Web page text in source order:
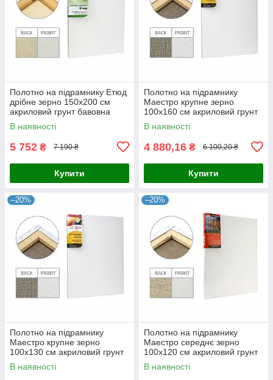
Полотно на підрамнику Етюд
дрібне зерно 150x200 см
акриловий грунт бавовна
4820149880600
В наявності
5 752 ₴ 7 190 ₴
Купити
Полотно на підрамнику
Маестро крупне зерно
100x160 см акриловий грунт
льон 4820149858142
В наявності
4 880,16 ₴ 6 100,20 ₴
Купити
–20%
Полотно на підрамнику
Маестро крупне зерно
100x130 см акриловий грунт
льон 4820149858128
В наявності
–20%
Полотно на підрамнику
Маестро середнє зерно
100x120 см акриловий грунт
льон 4820149860589
В наявності